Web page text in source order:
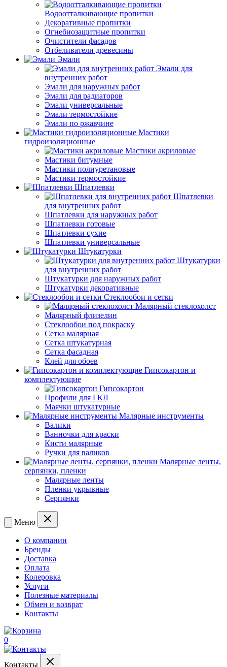
Водоотталкивающие пропитки
Декоративные пропитки
Огнебиозащитные пропитки
Очистители фасадов
Отбеливатели древесины
Эмали
Эмали для
внутренних работ
Эмали для наружных работ
Эмали для радиаторов
Эмали универсальные
Эмали термостойкие
Эмали по ржавчине
Мастики
гидроизоляционные
Мастики акриловые
Мастики битумные
Мастики полиуретановые
Мастики термостойкие
Шпатлевки
Шпатлевки
для внутренних работ
Шпатлевки для наружных работ
Шпатлевки готовые
Шпатлевки сухие
Шпатлевки универсальные
Штукатурки
Штукатурки
для внутренних работ
Штукатурки для наружных работ
Штукатурки декоративные
Стеклообои и сетки
Малярный стеклохолст
Малярный флизелин
Стеклообои под покраску
Сетка малярная
Сетка штукатурная
Сетка фасадная
Клей для обоев
Гипсокартон и
комплектующие
Гипсокартон
Профили для ГКЛ
Маячки штукатурные
Малярные инструменты
Валики
Ванночки для краски
Кисти малярные
Ручки для валиков
Малярные ленты,
серпянки, пленки
Малярные ленты
Пленки укрывные
Серпянки
Меню
О компании
Бренды
Доставка
Оплата
Колеровка
Услуги
Полезные материалы
Обмен и возврат
Контакты
0
Контакты